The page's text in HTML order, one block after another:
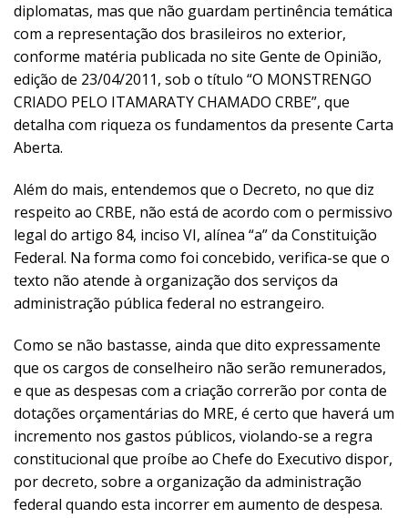
diplomatas, mas que não guardam pertinência temática
com a representação dos brasileiros no exterior,
conforme matéria publicada no site Gente de Opinião,
edição de 23/04/2011, sob o título “O MONSTRENGO
CRIADO PELO ITAMARATY CHAMADO CRBE”, que
detalha com riqueza os fundamentos da presente Carta
Aberta.
Além do mais, entendemos que o Decreto, no que diz
respeito ao CRBE, não está de acordo com o permissivo
legal do artigo 84, inciso VI, alínea “a” da Constituição
Federal. Na forma como foi concebido, verifica-se que o
texto não atende à organização dos serviços da
administração pública federal no estrangeiro.
Como se não bastasse, ainda que dito expressamente
que os cargos de conselheiro não serão remunerados,
e que as despesas com a criação correrão por conta de
dotações orçamentárias do MRE, é certo que haverá um
incremento nos gastos públicos, violando-se a regra
constitucional que proíbe ao Chefe do Executivo dispor,
por decreto, sobre a organização da administração
federal quando esta incorrer em aumento de despesa.